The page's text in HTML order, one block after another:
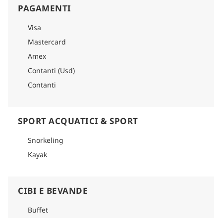
PAGAMENTI
Visa
Mastercard
Amex
Contanti (Usd)
Contanti
SPORT ACQUATICI & SPORT
Snorkeling
Kayak
CIBI E BEVANDE
Buffet